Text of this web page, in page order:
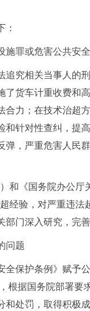
罪或危害公共安
究相关当事人的
货车计重收费和
力；在技术治超
针对性查纠，提
，严重危害人民
《国务院办公厅
经验，对严重违
门深入研究，完
问题
保护条例》赋予
据国务院部署
处罚，取得积极